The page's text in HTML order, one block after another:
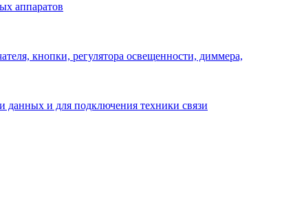
аппаратов
кнопки, регулятора освещенности, диммера,
данных и для подключения техники связи